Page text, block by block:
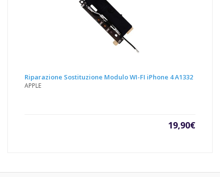
Riparazione Sostituzione Modulo WI-FI iPhone 4 A1332
APPLE
19,90€